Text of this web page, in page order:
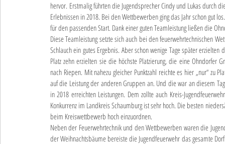
hervor. Erstmalig führten die Jugendsprecher Cindy und Lukas durch
Erlebnissen in 2018. Bei den Wettbewerben ging das Jahr schon gut
für den passenden Start. Dank einer guten Teamleistung ließen die
Diese Teamleistung setzte sich auch bei den feuerwehrtechnischen
Schlauch ein gutes Ergebnis. Aber schon wenige Tage später
Platz zehn erzielten sie die höchste Platzierung, die eine Ohndorfer
nach Riepen. Mit nahezu gleicher Punktzahl reichte es hier „nur“ zu
auf die Leistung der anderen Gruppen an. Und die war an diesem
in 2018 erreichten Leistungen. Dem zollte auch Kreis-
Konkurrenz im Landkreis Schaumburg ist sehr hoch. Die besten
beim Kreiswettbewerb hoch einzuordnen.
Neben der Feuerwehrtechnik und den Wettbewerben waren die
der Weihnachtsbäume bereiste die Jugendfeuerwehr das gesamte